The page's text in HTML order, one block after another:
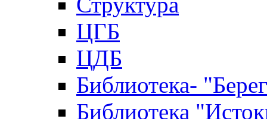
ЦГБ
ЦДБ
Библиотека-
Библиотека